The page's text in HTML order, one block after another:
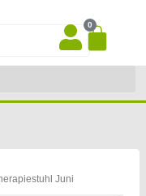
0
Juni